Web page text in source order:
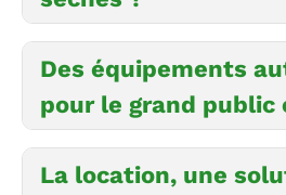
Des équipements
pour le grand public
La location, une